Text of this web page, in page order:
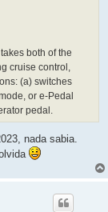
both of the
cruise control,
(a) switches
or e-Pedal
pedal.
nada sabia.